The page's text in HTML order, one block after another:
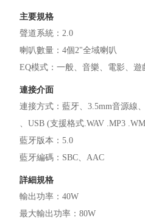
主要規格
聲道系統 ： 2.0
喇叭數量 ： 4個2"全域喇叭
EQ模式 ： 一般 音樂 電影 遊
連接介面
連接方式 ： 藍牙 3.5mm音源線
USB (支援格式.WAV .MP3
藍牙版本 ： 5.0
藍牙編碼 ： SBC AAC
詳細規格
輸出功率 ： 40W
最大輸出功率 ： 80W